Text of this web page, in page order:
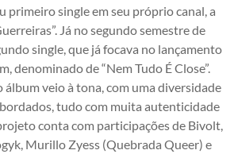
primeiro single em seu próprio canal, a
Já no segundo semestre de
single, que já focava no lançamento
denominado de “Nem Tudo É Close”.
álbum veio à tona, com uma diversidade
tudo com muita autenticidade
conta com participações de Bivolt,
Murillo Zyess (Quebrada Queer) e